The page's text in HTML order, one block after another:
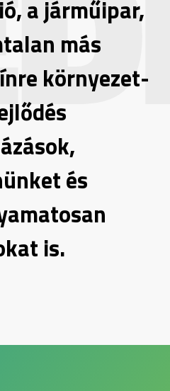
a járműipar,
más
környezet-
és
is.